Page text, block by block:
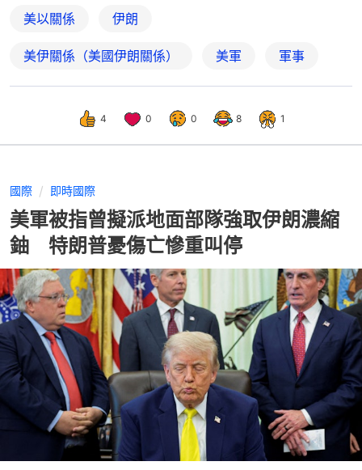
美以關係 伊朗
美伊關係（美國伊朗關係） 美軍 軍事
4 0 0 8 1
國際 即時國際
美軍被指曾擬派地面部隊強取伊朗濃縮
鈾 特朗普憂傷亡慘重叫停